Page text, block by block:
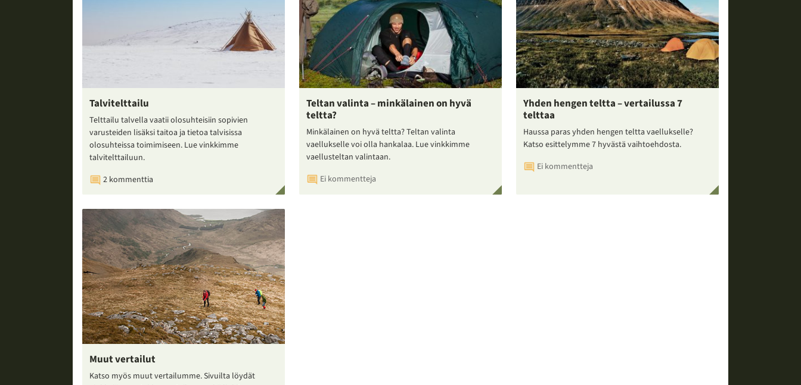
Talvitelttailu
Telttailu talvella vaatii olosuhteisiin sopivien
varusteiden lisäksi taitoa ja tietoa talvisissa
olosuhteissa toimimiseen. Lue vinkkimme
talvitelttailuun.
2 kommenttia
Teltan valinta – minkälainen on hyvä
teltta?
Minkälainen on hyvä teltta? Teltan valinta
vaellukselle voi olla hankalaa. Lue vinkkimme
vaellusteltan valintaan.
Ei kommentteja
Yhden hengen teltta – vertailussa 7
telttaa
Haussa paras yhden hengen teltta vaellukselle?
Katso esittelymme 7 hyvästä vaihtoehdosta.
Ei kommentteja
Muut vertailut
Katso myös muut vertailumme. Sivuilta löydät